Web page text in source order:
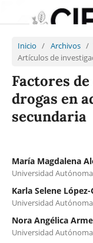
Inicio / Archivos /
Artículos de
Factores
drogas en
secundaria
María Magdalena
Universidad
Karla Selene López-
Universidad
Nora Angélica
Universidad